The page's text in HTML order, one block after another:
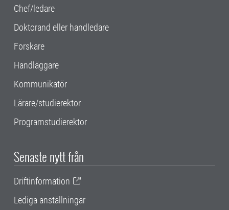
Chef/ledare
Doktorand eller handledare
Forskare
Handläggare
Kommunikatör
Lärare/studierektor
Programstudierektor
Senaste nytt från
Driftinformation
Lediga anställningar